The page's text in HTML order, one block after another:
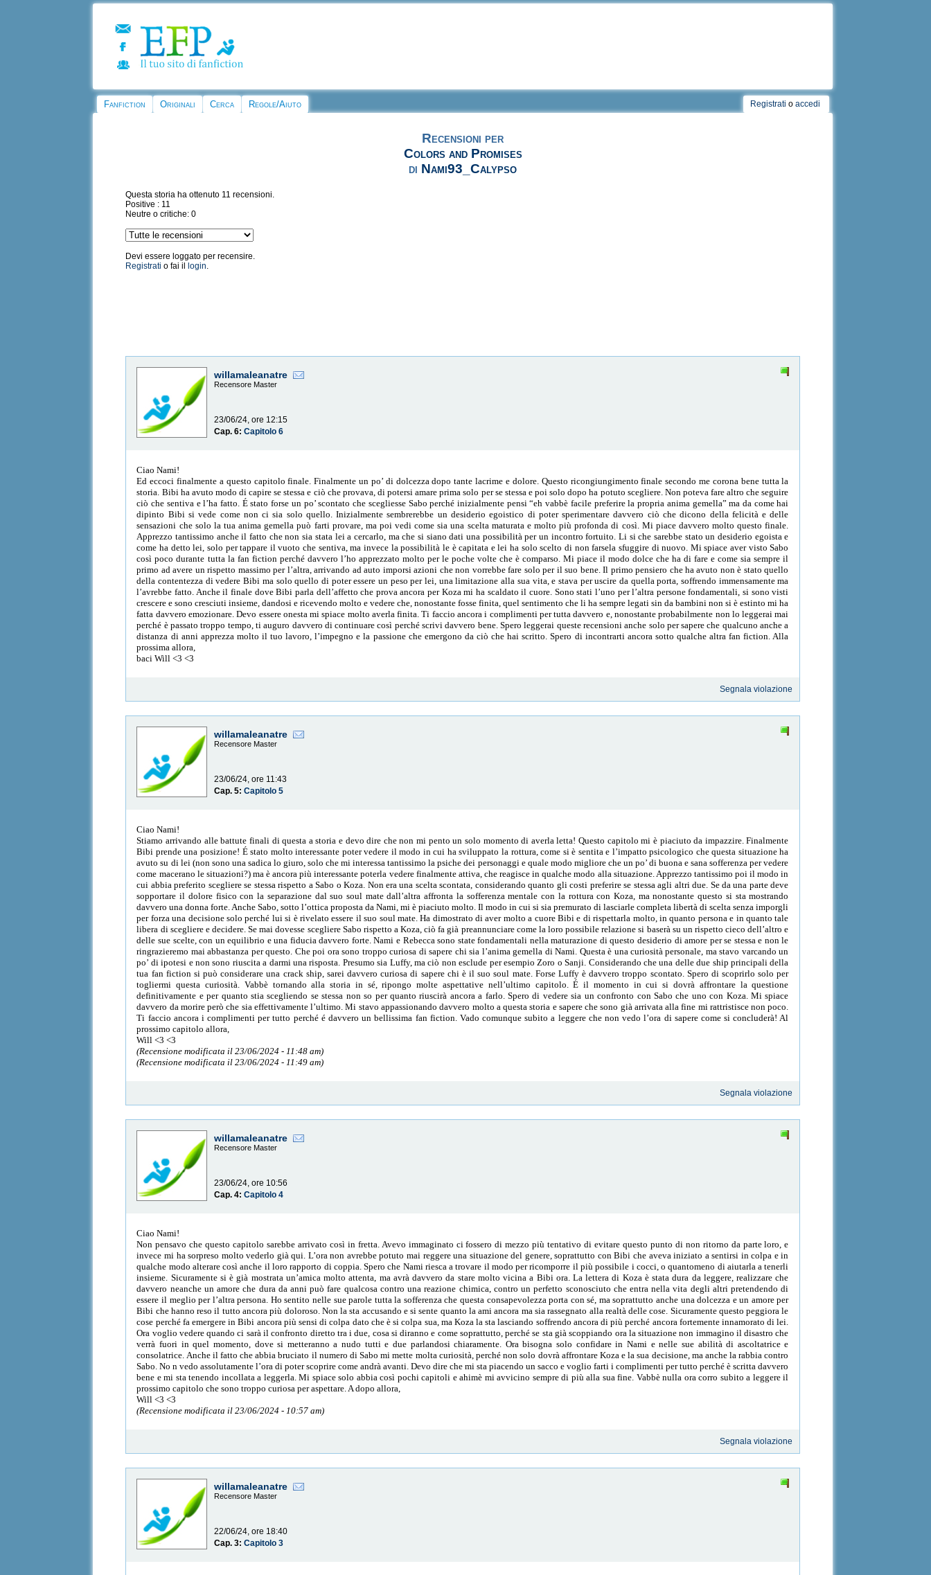
Fanfiction Originali Cerca Regole/Aiuto Registrati o accedi
Recensioni per
Colors and Promises
di Nami93_Calypso
Questa storia ha ottenuto 11 recensioni.
Positive : 11
Neutre o critiche: 0
Devi essere loggato per recensire.
Registrati o fai il login.
willamaleanatre
Recensore Master
23/06/24, ore 12:15
Cap. 6:Capitolo 6
Ciao Nami!
Ed eccoci finalmente a questo capitolo finale. Finalmente un po’ di dolcezza dopo tante lacrime e dolore. Questo ricongiungimento finale secondo me corona bene tutta la
storia. Bibi ha avuto modo di capire se stessa e ciò che provava, di potersi amare prima solo per se stessa e poi solo dopo ha potuto scegliere. Non poteva fare altro che seguire
ciò che sentiva e l’ha fatto. É stato forse un po’ scontato che scegliesse Sabo perché inizialmente pensi “eh vabbè facile preferire la propria anima gemella” ma da come hai
dipinto Bibi si vede come non ci sia solo quello. Inizialmente sembrerebbe un desiderio egoistico di poter sperimentare davvero ciò che dicono della felicità e delle
sensazioni che solo la tua anima gemella può farti provare, ma poi vedi come sia una scelta maturata e molto più profonda di così. Mi piace davvero molto questo finale.
Apprezzo tantissimo anche il fatto che non sia stata lei a cercarlo, ma che si siano dati una possibilità per un incontro fortuito. Li si che sarebbe stato un desiderio egoista e
come ha detto lei, solo per tappare il vuoto che sentiva, ma invece la possibilità le è capitata e lei ha solo scelto di non farsela sfuggire di nuovo. Mi spiace aver visto Sabo
così poco durante tutta la fan fiction perché davvero l’ho apprezzato molto per le poche volte che è comparso. Mi piace il modo dolce che ha di fare e come sia sempre il
primo ad avere un rispetto massimo per l’altra, arrivando ad auto imporsi azioni che non vorrebbe fare solo per il suo bene. Il primo pensiero che ha avuto non è stato quello
della contentezza di vedere Bibi ma solo quello di poter essere un peso per lei, una limitazione alla sua vita, e stava per uscire da quella porta, soffrendo immensamente ma
l’avrebbe fatto. Anche il finale dove Bibi parla dell’affetto che prova ancora per Koza mi ha scaldato il cuore. Sono stati l’uno per l’altra persone fondamentali, si sono visti
crescere e sono cresciuti insieme, dandosi e ricevendo molto e vedere che, nonostante fosse finita, quel sentimento che li ha sempre legati sin da bambini non si è estinto mi ha
fatta davvero emozionare. Devo essere onesta mi spiace molto averla finita. Ti faccio ancora i complimenti per tutta davvero e, nonostante probabilmente non lo leggerai mai
perché è passato troppo tempo, ti auguro davvero di continuare così perché scrivi davvero bene. Spero leggerai queste recensioni anche solo per sapere che qualcuno anche a
distanza di anni apprezza molto il tuo lavoro, l’impegno e la passione che emergono da ciò che hai scritto. Spero di incontrarti ancora sotto qualche altra fan fiction. Alla
prossima allora,
baci Will <3 <3
Segnala violazione
willamaleanatre
Recensore Master
23/06/24, ore 11:43
Cap. 5:Capitolo 5
Ciao Nami!
Stiamo arrivando alle battute finali di questa a storia e devo dire che non mi pento un solo momento di averla letta! Questo capitolo mi è piaciuto da impazzire. Finalmente
Bibi prende una posizione! É stato molto interessante poter vedere il modo in cui ha sviluppato la rottura, come si è sentita e l’impatto psicologico che questa situazione ha
avuto su di lei (non sono una sadica lo giuro, solo che mi interessa tantissimo la psiche dei personaggi e quale modo migliore che un po’ di buona e sana sofferenza per vedere
come macerano le situazioni?) ma è ancora più interessante poterla vedere finalmente attiva, che reagisce in qualche modo alla situazione. Apprezzo tantissimo poi il modo in
cui abbia preferito scegliere se stessa rispetto a Sabo o Koza. Non era una scelta scontata, considerando quanto gli costi preferire se stessa agli altri due. Se da una parte deve
sopportare il dolore fisico con la separazione dal suo soul mate dall’altra affronta la sofferenza mentale con la rottura con Koza, ma nonostante questo si sta mostrando
davvero una donna forte. Anche Sabo, sotto l’ottica proposta da Nami, mi è piaciuto molto. Il modo in cui si sia premurato di lasciarle completa libertà di scelta senza imporgli
per forza una decisione solo perché lui si è rivelato essere il suo soul mate. Ha dimostrato di aver molto a cuore Bibi e di rispettarla molto, in quanto persona e in quanto tale
libera di scegliere e decidere. Se mai dovesse scegliere Sabo rispetto a Koza, ciò fa già preannunciare come la loro possibile relazione si baserà su un rispetto cieco dell’altro e
delle sue scelte, con un equilibrio e una fiducia davvero forte. Nami e Rebecca sono state fondamentali nella maturazione di questo desiderio di amore per se stessa e non le
ringrazieremo mai abbastanza per questo. Che poi ora sono troppo curiosa di sapere chi sia l’anima gemella di Nami. Questa è una curiosità personale, ma stavo varcando un
po’ di ipotesi e non sono riuscita a darmi una risposta. Presumo sia Luffy, ma ciò non esclude per esempio Zoro o Sanji. Considerando che una delle due ship principali della
tua fan fiction si può considerare una crack ship, sarei davvero curiosa di sapere chi è il suo soul mate. Forse Luffy è davvero troppo scontato. Spero di scoprirlo solo per
togliermi questa curiosità. Vabbè tornando alla storia in sé, ripongo molte aspettative nell’ultimo capitolo. É il momento in cui si dovrà affrontare la questione
definitivamente e per quanto stia scegliendo se stessa non so per quanto riuscirà ancora a farlo. Spero di vedere sia un confronto con Sabo che uno con Koza. Mi spiace
davvero da morire però che sia effettivamente l’ultimo. Mi stavo appassionando davvero molto a questa storia e sapere che sono già arrivata alla fine mi rattristisce non poco.
Ti faccio ancora i complimenti per tutto perché é davvero un bellissima fan fiction. Vado comunque subito a leggere che non vedo l’ora di sapere come si concluderà! Al
prossimo capitolo allora,
Will <3 <3
(Recensione modificata il 23/06/2024 - 11:48 am)
(Recensione modificata il 23/06/2024 - 11:49 am)
Segnala violazione
willamaleanatre
Recensore Master
23/06/24, ore 10:56
Cap. 4:Capitolo 4
Ciao Nami!
Non pensavo che questo capitolo sarebbe arrivato così in fretta. Avevo immaginato ci fossero di mezzo più tentativo di evitare questo punto di non ritorno da parte loro, e
invece mi ha sorpreso molto vederlo già qui. L’ora non avrebbe potuto mai reggere una situazione del genere, soprattutto con Bibi che aveva iniziato a sentirsi in colpa e in
qualche modo alterare così anche il loro rapporto di coppia. Spero che Nami riesca a trovare il modo per ricomporre il più possibile i cocci, o quantomeno di aiutarla a tenerli
insieme. Sicuramente si è già mostrata un’amica molto attenta, ma avrà davvero da stare molto vicina a Bibi ora. La lettera di Koza è stata dura da leggere, realizzare che
davvero neanche un amore che dura da anni può fare qualcosa contro una reazione chimica, contro un perfetto sconosciuto che entra nella vita degli altri pretendendo di
essere il meglio per l’altra persona. Ho sentito nelle sue parole tutta la sofferenza che questa consapevolezza porta con sé, ma soprattutto anche una dolcezza e un amore per
Bibi che hanno reso il tutto ancora più doloroso. Non la sta accusando e si sente quanto la ami ancora ma sia rassegnato alla realtà delle cose. Sicuramente questo peggiora le
cose perché fa emergere in Bibi ancora più sensi di colpa dato che è si colpa sua, ma Koza la sta lasciando soffrendo ancora di più perché ancora fortemente innamorato di lei.
Ora voglio vedere quando ci sarà il confronto diretto tra i due, cosa si diranno e come soprattutto, perché se sta già scoppiando ora la situazione non immagino il disastro che
verrà fuori in quel momento, dove si metteranno a nudo tutti e due parlandosi chiaramente. Ora bisogna solo confidare in Nami e nelle sue abilità di ascoltatrice e
consolatrice. Anche il fatto che abbia bruciato il numero di Sabo mi mette molta curiosità, perché non solo dovrà affrontare Koza e la sua decisione, ma anche la rabbia contro
Sabo. No n vedo assolutamente l’ora di poter scoprire come andrà avanti. Devo dire che mi sta piacendo un sacco e voglio farti i complimenti per tutto perché è scritta davvero
bene e mi sta tenendo incollata a leggerla. Mi spiace solo abbia così pochi capitoli e ahimè mi avvicino sempre di più alla sua fine. Vabbè nulla ora corro subito a leggere il
prossimo capitolo che sono troppo curiosa per aspettare. A dopo allora,
Will <3 <3
(Recensione modificata il 23/06/2024 - 10:57 am)
Segnala violazione
willamaleanatre
Recensore Master
22/06/24, ore 18:40
Cap. 3:Capitolo 3